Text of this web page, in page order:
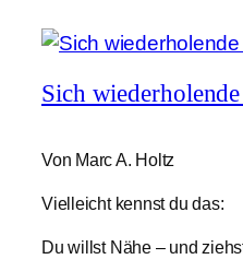
Sich
Von Marc A. Holtz
Vielleicht kennst du das:
Du willst Nähe – und